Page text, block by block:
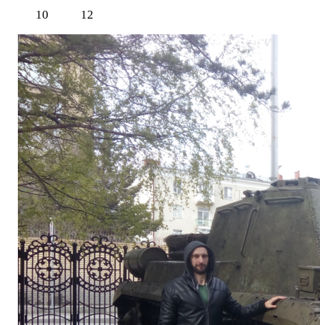
10
12